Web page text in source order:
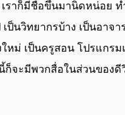
ป็นวิทยากรบ้าง เป็นอาจ
หม่ เป็นครูสอน โปรแกรม
ก็จะมีพวกสื่อในส่วนของ